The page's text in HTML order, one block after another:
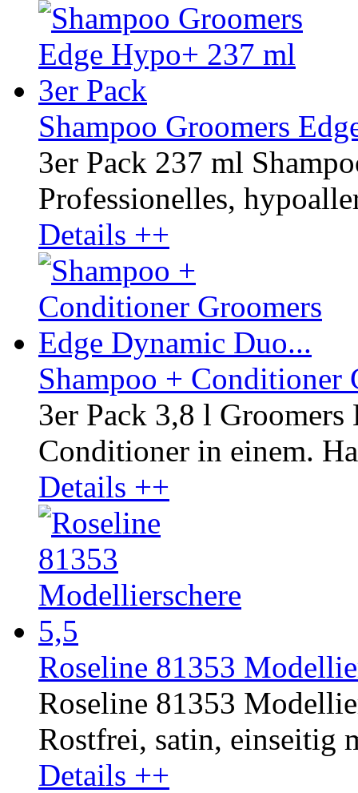
Shampoo Groomers
3er Pack 237 ml
Professionelles,
Details ++
Shampoo + Conditioner
3er Pack 3,8 l
Conditioner in einem.
Details ++
Roseline 81353
Roseline 81353
Rostfrei, satin, einseitig
Details ++